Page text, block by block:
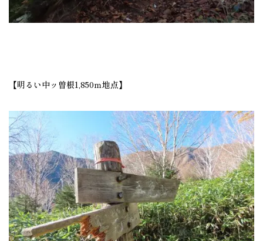
【明るい中ッ曽根1,850ｍ地点】